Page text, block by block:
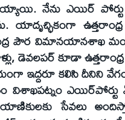
నేను ఎయిర్‌
యాదృచ్ఛికంగా
పౌర విమానయానశాఖ
డెవలపర్‌ కూడా
ఇద్దరూ కలిసి దీనిని
విశాఖపట్నం
సేవలు